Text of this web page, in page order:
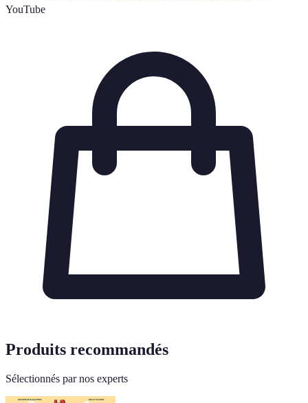
YouTube
Produits recommandés
Sélectionnés par nos experts